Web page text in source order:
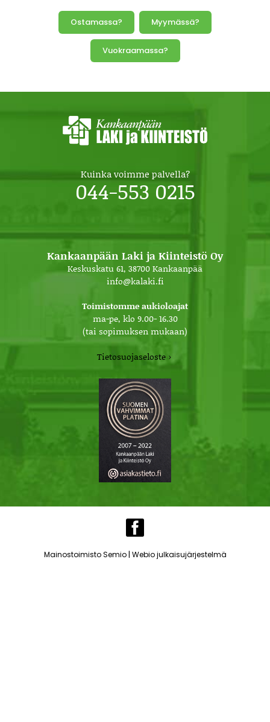
Ostamassa? Myymässä?
Vuokraamassa?
Kuinka voimme palvella?
044-553 0215
Kankaanpään Laki ja Kiinteistö Oy
Keskuskatu 61, 38700 Kankaanpää
info@kalaki.fi
Toimistomme aukioloajat
ma-pe, klo 9.00- 16.30
(tai sopimuksen mukaan)
Tietosuojaseloste ›
Mainostoimisto Semio| Webio julkaisujärjestelmä